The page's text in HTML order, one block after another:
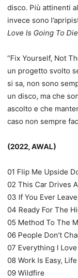
disco. Più attinenti
invece sono
Love Is Going To Die
“Fix Yourself, Not
un progetto svolto
si sa, non sono
un disco, ma che
ascolto e che
caso non sempre
(2022, AWAL)
01 Flip Me Upside
02 This Car Drives
03 If You Ever
04 Ready For The
05 Method To The
06 People Don’t
07 Everything I
08 Work Is Easy,
09 Wildfire